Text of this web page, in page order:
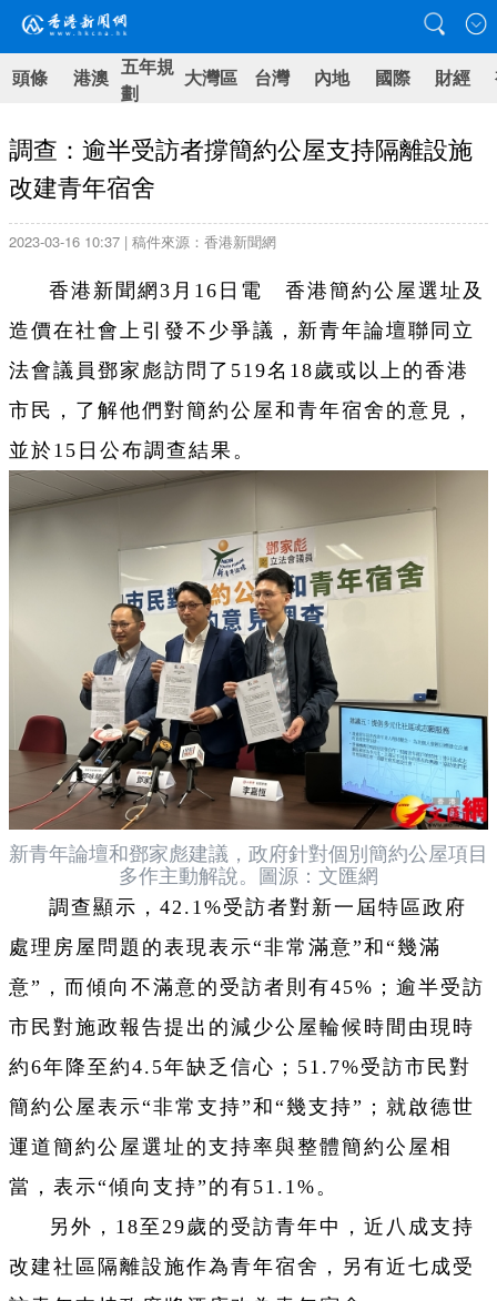
頭條 港澳 五年規
劃
大灣區 台灣 內地 國際 財經
調查：逾半受訪者撐簡約公屋支持隔離設施
改建青年宿舍
2023-03-16 10:37 | 稿件來源：香港新聞網
香港新聞網3月16日電 香港簡約公屋選址及
造價在社會上引發不少爭議，新青年論壇聯同立
法會議員鄧家彪訪問了519名18歲或以上的香港
市民，了解他們對簡約公屋和青年宿舍的意見，
並於15日公布調查結果。
新青年論壇和鄧家彪建議，政府針對個別簡約公屋項目
多作主動解說。圖源：文匯網
調查顯示，42.1%受訪者對新一屆特區政府
處理房屋問題的表現表示“非常滿意”和“幾滿
意”，而傾向不滿意的受訪者則有45%；逾半受訪
市民對施政報告提出的減少公屋輪候時間由現時
約6年降至約4.5年缺乏信心；51.7%受訪市民對
簡約公屋表示“非常支持”和“幾支持”；就啟德世
運道簡約公屋選址的支持率與整體簡約公屋相
當，表示“傾向支持”的有51.1%。
另外，18至29歲的受訪青年中，近八成支持
改建社區隔離設施作為青年宿舍，另有近七成受